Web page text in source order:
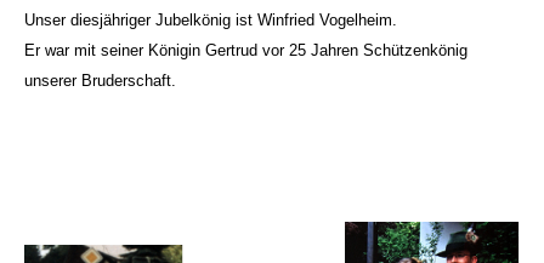
Unser diesjähriger Jubelkönig ist Winfried Vogelheim.
Er war mit seiner Königin Gertrud vor 25 Jahren Schützenkönig
unserer Bruderschaft.